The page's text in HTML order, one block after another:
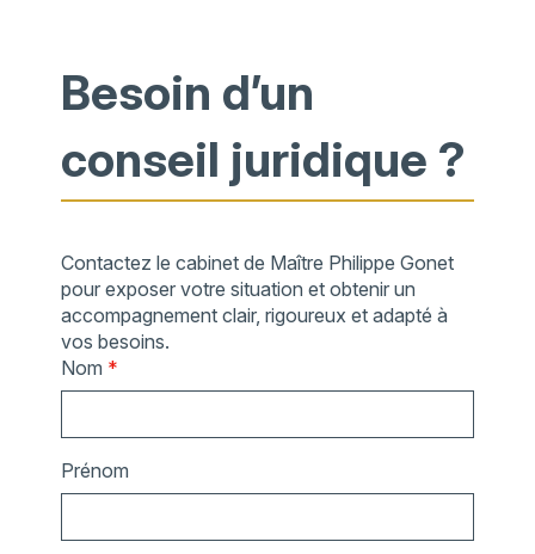
Besoin d’un
conseil juridique ?
Contactez le cabinet de Maître Philippe Gonet
pour exposer votre situation et obtenir un
accompagnement clair, rigoureux et adapté à
vos besoins.
Nom *
Prénom